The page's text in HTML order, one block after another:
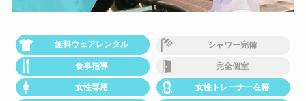
無料ウェアレンタル シャワー完備
食事指導 完全個室
女性専用 女性トレーナー在籍